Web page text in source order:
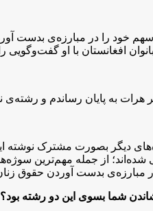
سهم خود را در مبارزه‌ی بدست
افغانستان با او گفت‌وگویی
را با نویسنده‌های دیگر بصورت
از جمله مهم‌ترین
مبارزه‌ی بدست آوردن حقوق
شما بسوی این دو رشته بود؟